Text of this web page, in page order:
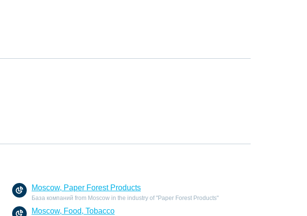
Moscow, Paper Forest Products
База компаний from Moscow in the industry of "Paper Forest Products"
Moscow, Food, Tobacco